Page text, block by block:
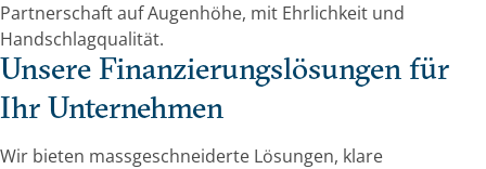
Partnerschaft auf Augenhöhe, mit Ehrlichkeit und
Handschlagqualität.
Unsere Finanzierungslösungen für
Ihr Unternehmen
Wir bieten massgeschneiderte Lösungen, klare